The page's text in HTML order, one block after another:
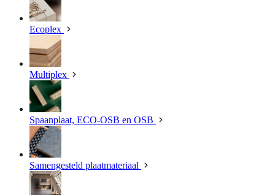
Ecoplex
Multiplex
Spaanplaat, ECO-OSB en OSB
Samengesteld plaatmateriaal